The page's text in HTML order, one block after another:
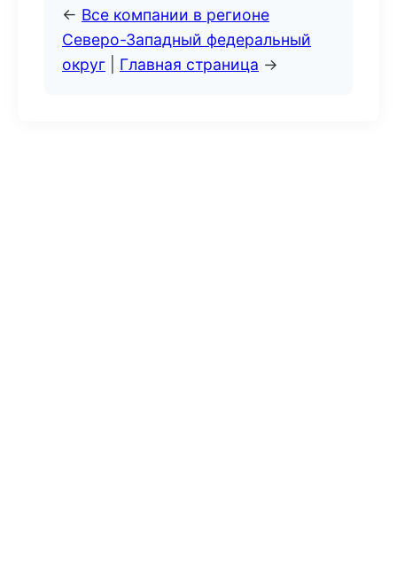
← Все компании в регионе
Северо-Западный федеральный
округ
Главная страница →